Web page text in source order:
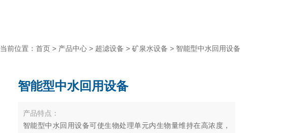
当前位置： 首页 > 产品中心 > 超滤设备 > 矿泉水设备 > 智能型中水回用设备
智能型中水回用设备
产品特点：
智能型中水回用设备可使生物处理单元内生物量维持在高浓度，